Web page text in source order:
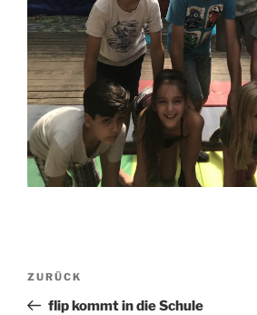
Beitragsnavigation
Vorheriger
Beitrag
ZURÜCK
flip kommt in die Schule